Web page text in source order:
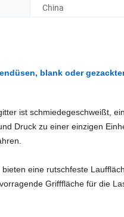
China
blank oder
ist schmiedegeschweißt,
Druck zu einer einzigen
eine rutschfeste
Grifffläche für die